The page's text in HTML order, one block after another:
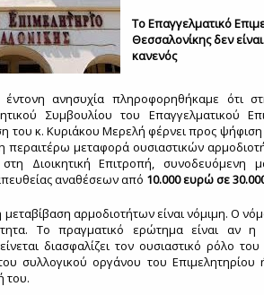
Το Επαγγελματικό
Θεσσαλονίκης δεν
κανενός
ανησυχία πληροφορηθήκαμε ότι
Συμβουλίου του Επαγγελματικού
του κ. Κυριάκου Μερελή φέρνει προς
η περαιτέρω μεταφορά ουσιαστικών
στη Διοικητική Επιτροπή, συνοδευόμενη
αναθέσεων από 10.000 ευρώ σε
μεταβίβαση αρμοδιοτήτων είναι νόμιμη. Ο
Το πραγματικό ερώτημα είναι αν η
διασφαλίζει τον ουσιαστικό ρόλο του
συλλογικού οργάνου του Επιμελητηρίου
του.